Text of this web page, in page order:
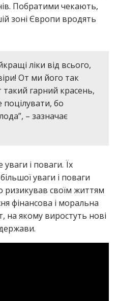
Побратими чекають,
зоні Європи вродять
ліки від всього,
От ми його так
такий гарний красень,
бо
– зазначає
і поваги. Їх
уваги і поваги
ризикував своїм життям
фінансова і моральна
на якому виростуть нові